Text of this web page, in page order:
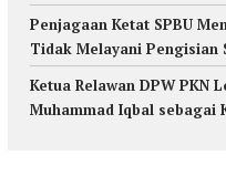
Penjagaan Ketat SPBU
Tidak Melayani Pengisian
Ketua Relawan DPW PKN
Muhammad Iqbal sebagai